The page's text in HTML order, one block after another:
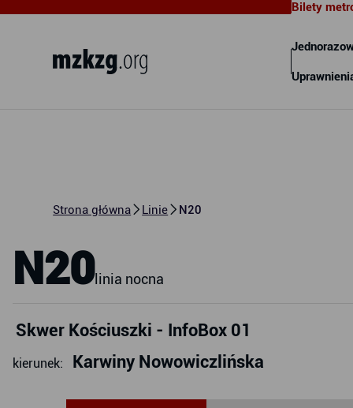
Bilety
Strona główna Linie N20
N20linia nocna
Skwer Kościuszki - InfoBox 01
kierunek: Karwiny Nowowiczlińska